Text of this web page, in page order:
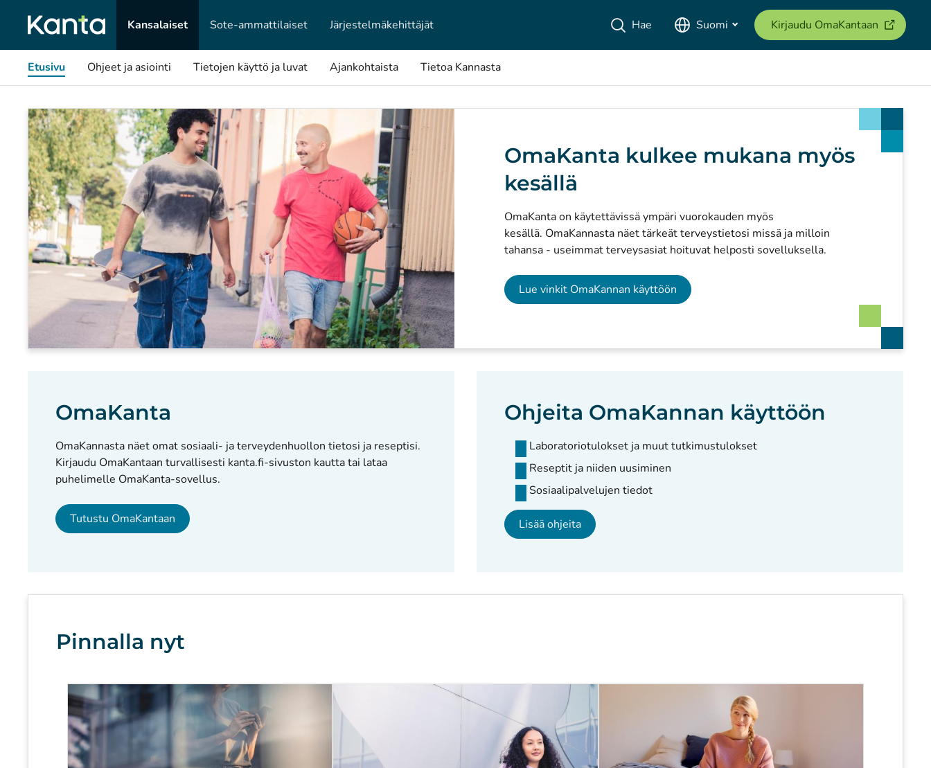
Kansalaiset
Sote-ammattilaiset Järjestelmä­kehittäjät Hae Suomi Kirjaudu OmaKantaan (avautuu
Etusivu Ohjeet ja asiointi Tietojen käyttö ja luvat Ajankohtaista Tietoa Kannasta
Kansalaiset
OmaKanta kulkee mukana myös
kesällä
OmaKanta on käytettävissä ympäri vuorokauden myös
kesällä. OmaKannasta näet tärkeät terveystietosi missä ja milloin
tahansa - useimmat terveysasiat hoituvat helposti sovelluksella.
Lue vinkit OmaKannan käyttöön
OmaKanta
OmaKannasta näet omat sosiaali- ja terveydenhuollon tietosi ja reseptisi.
Kirjaudu OmaKantaan turvallisesti kanta.fi-sivuston kautta tai lataa
puhelimelle OmaKanta-sovellus.
Tutustu OmaKantaan
Ohjeita OmaKannan käyttöön
Laboratoriotulokset ja muut tutkimustulokset
Reseptit ja niiden uusiminen
Sosiaalipalvelujen tiedot
Lisää ohjeita
Pinnalla nyt